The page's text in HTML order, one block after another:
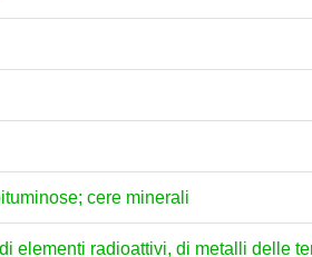
cere minerali
elementi radioattivi, di metalli delle